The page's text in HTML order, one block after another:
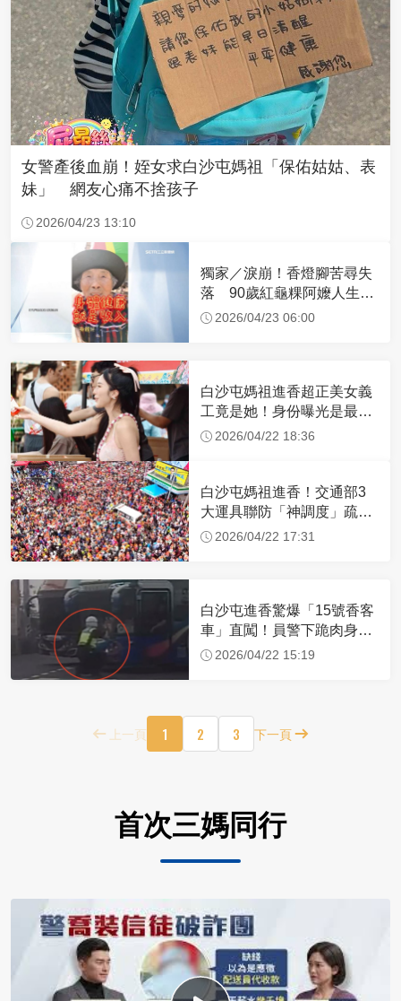
女警產後血崩！姪女求白沙屯媽祖「保佑姑姑、表
妹」 網友心痛不捨孩子
2026/04/23 13:10
獨家／淚崩！香燈腳苦尋失
落 90歲紅龜粿阿嬤人生謝
幕2026/04/23 06:00
白沙屯媽祖進香超正美女義
工竟是她！身份曝光是最美
禮生 一輩子不結婚
2026/04/22 18:36
白沙屯媽祖進香！交通部3
大運具聯防「神調度」疏運
32.1萬創新高
2026/04/22 17:31
白沙屯進香驚爆「15號香客
車」直闖！員警下跪肉身擋
車：讓行人先過
2026/04/22 15:19
上一頁 1 2 3 下一頁
首次三媽同行